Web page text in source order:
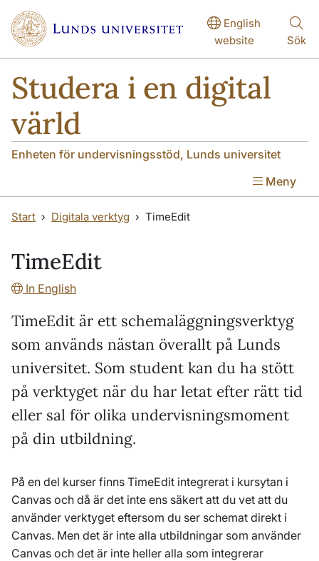
Hoppa till huvudinnehåll
Hoppa till huvudinnehåll
English
website
Sök
Studera i en digital
värld
Enheten för undervisningsstöd, Lunds universitet
Meny
Start Digitala verktyg TimeEdit
TimeEdit
In English
TimeEdit är ett schemaläggningsverktyg
som används nästan överallt på Lunds
universitet. Som student kan du ha stött
på verktyget när du har letat efter rätt tid
eller sal för olika undervisningsmoment
på din utbildning.
På en del kurser finns TimeEdit integrerat i kursytan i
Canvas och då är det inte ens säkert att du vet att du
använder verktyget eftersom du ser schemat direkt i
Canvas. Men det är inte alla utbildningar som använder
Canvas och det är inte heller alla som integrerar